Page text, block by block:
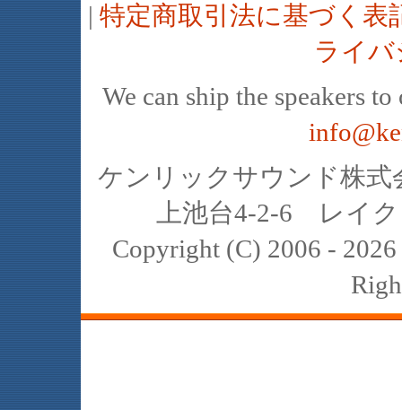
| 特定商取引法に基づく表
ライ
We can ship the speakers
ケンリックサウンド株
上池台4-2-6 レイ
Copyright (C) 2006 -